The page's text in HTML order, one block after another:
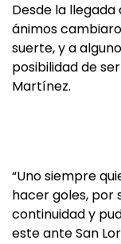
Desde la llegada
ánimos
suerte, y a
posibilidad de
Martínez.
“Uno siempre
hacer goles, por
continuidad y
este ante San